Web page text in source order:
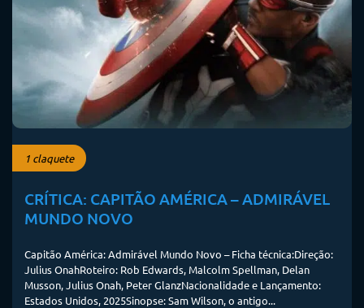
1 claquete
CRÍTICA: CAPITÃO AMÉRICA – ADMIRÁVEL
MUNDO NOVO
Capitão América: Admirável Mundo Novo – Ficha técnica:Direção:
Julius OnahRoteiro: Rob Edwards, Malcolm Spellman, Delan
Musson, Julius Onah, Peter GlanzNacionalidade e Lançamento:
Estados Unidos, 2025Sinopse: Sam Wilson, o antigo...